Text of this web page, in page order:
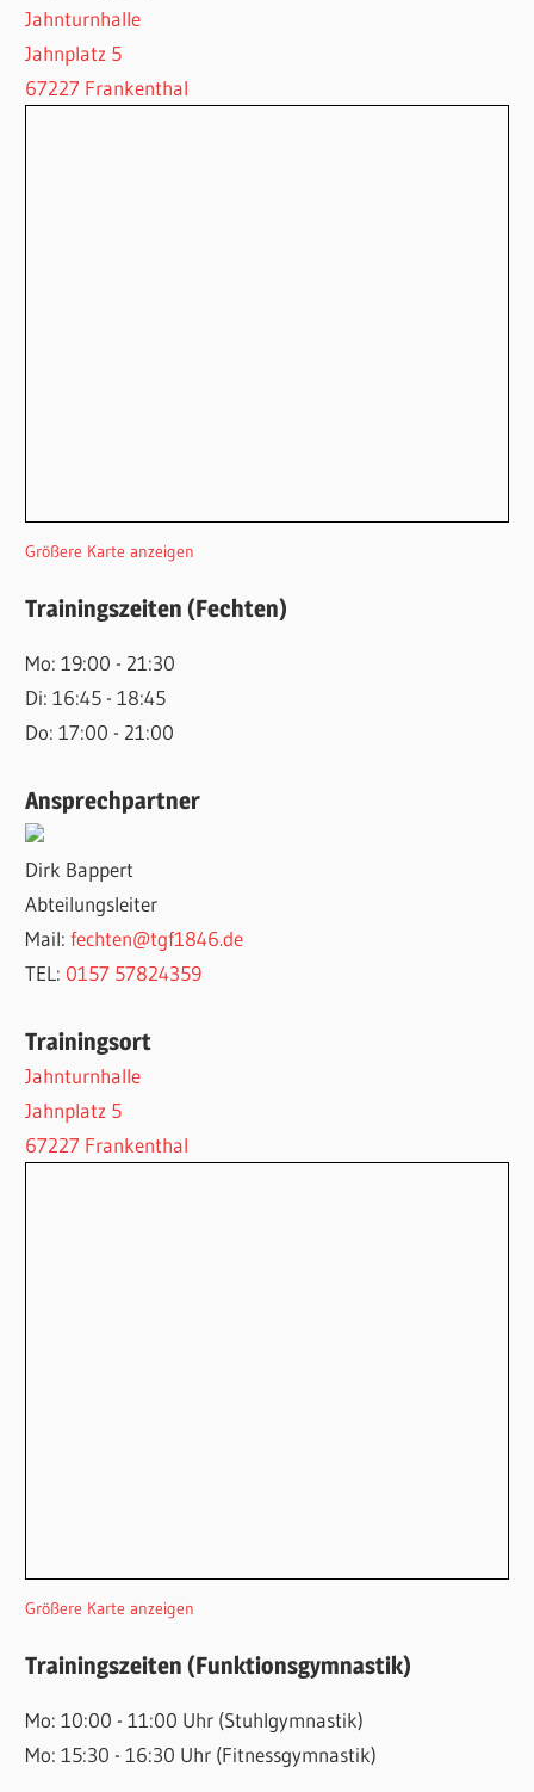
Jahnturnhalle
Jahnplatz 5
67227 Frankenthal
Größere Karte anzeigen
Trainingszeiten (Fechten)
Mo: 19:00 - 21:30
Di: 16:45 - 18:45
Do: 17:00 - 21:00
Ansprechpartner
Dirk Bappert
Abteilungsleiter
Mail:fechten@tgf1846.de
TEL: 0157 57824359
Trainingsort
Jahnturnhalle
Jahnplatz 5
67227 Frankenthal
Größere Karte anzeigen
Trainingszeiten (Funktionsgymnastik)
Mo: 10:00 - 11:00 Uhr (Stuhlgymnastik)
Mo: 15:30 - 16:30 Uhr (Fitnessgymnastik)